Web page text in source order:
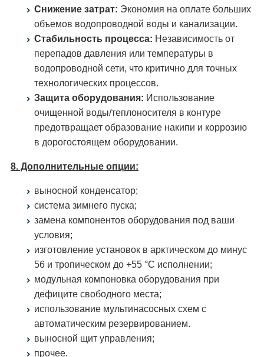
Снижение затрат: Экономия на оплате больших
объемов водопроводной воды и канализации.
Стабильность процесса: Независимость от
перепадов давления или температуры в
водопроводной сети, что критично для точных
технологических процессов.
Защита оборудования: Использование
очищенной воды/теплоносителя в контуре
предотвращает образование накипи и коррозию
в дорогостоящем оборудовании.
8. Дополнительные опции:
выносной конденсатор;
система зимнего пуска;
замена компонентов оборудования под ваши
условия;
изготовление установок в арктическом до минус
56 и тропическом до +55 °С исполнении;
модульная компоновка оборудования при
дефиците свободного места;
использование мультинасосных схем с
автоматическим резервированием.
выносной щит управления;
прочее.